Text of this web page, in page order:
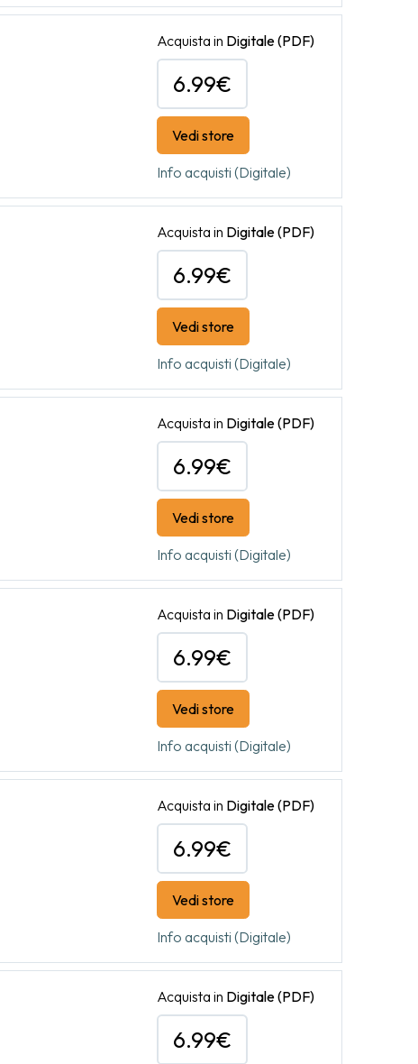
Acquista in Digitale(PDF)
6.99€
Vedi store
Info acquisti (Digitale)
Acquista in Digitale(PDF)
6.99€
Vedi store
Info acquisti (Digitale)
Acquista in Digitale(PDF)
6.99€
Vedi store
Info acquisti (Digitale)
Acquista in Digitale(PDF)
6.99€
Vedi store
Info acquisti (Digitale)
Acquista in Digitale(PDF)
6.99€
Vedi store
Info acquisti (Digitale)
Acquista in Digitale(PDF)
6.99€